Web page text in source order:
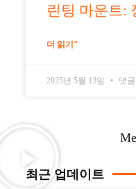
린팅 마운트:
더 읽기"
2025년 5월 13일 댓
최근 업데이트